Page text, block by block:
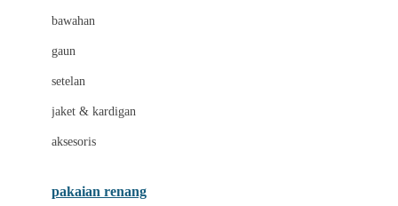
Bravado
Buds Organics
Bugaboo
bawahan
gaun
setelan
jaket & kardigan
aksesoris
pakaian renang